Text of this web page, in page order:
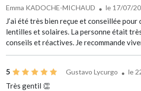
Emma KADOCHE-MICHAUD le 17/07/
J’ai été très bien reçue et conseillée pour
lentilles et solaires. La personne était
conseils et réactives. Je recommande
5 Gustavo Lycurgo le
Très gentil 👏